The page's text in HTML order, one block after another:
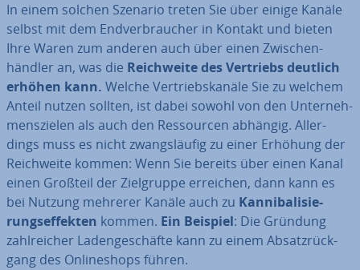
In einem solchen Szenario treten Sie über einige Kanäle
selbst mit dem End­ver­brau­cher in Kontakt und bieten
Ihre Waren zum anderen auch über einen Zwi­schen­
händ­ler an, was die Reich­wei­te des Vertriebs deutlich
erhöhen kann. Welche Ver­triebs­ka­nä­le Sie zu welchem
Anteil nutzen sollten, ist dabei sowohl von den Un­ter­neh­
mens­zie­len als auch den Res­sour­cen abhängig. Al­ler­
dings muss es nicht zwangs­läu­fig zu einer Erhöhung der
Reich­wei­te kommen: Wenn Sie bereits über einen Kanal
einen Großteil der Ziel­grup­pe erreichen, dann kann es
bei Nutzung mehrerer Kanäle auch zu Kan­ni­ba­li­sie­
rungs­ef­fek­ten kommen. Ein Beispiel: Die Gründung
zahl­rei­cher La­den­ge­schäf­te kann zu einem Ab­satz­rück­
gang des On­line­shops führen.